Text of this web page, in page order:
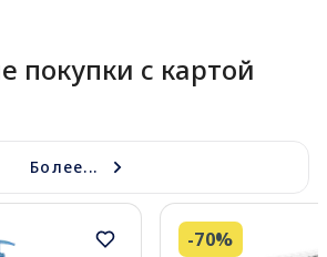
покупки с картой
Более...
-70%